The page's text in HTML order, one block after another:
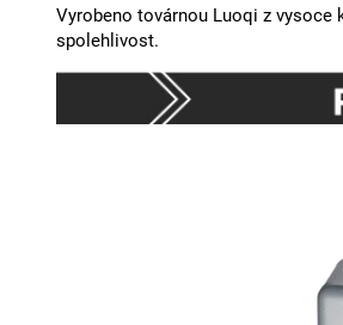
Vyrobeno továrnou Luoqi z
spolehlivost.